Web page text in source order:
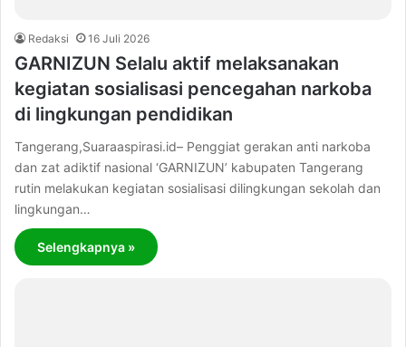
Redaksi 16 Juli 2026
GARNIZUN Selalu aktif melaksanakan
kegiatan sosialisasi pencegahan narkoba
di lingkungan pendidikan
Tangerang,Suaraaspirasi.id– Penggiat gerakan anti narkoba
dan zat adiktif nasional ‘GARNIZUN’ kabupaten Tangerang
rutin melakukan kegiatan sosialisasi dilingkungan sekolah dan
lingkungan…
Selengkapnya »